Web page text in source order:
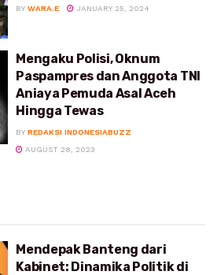
BY WARA.E JANUARY 25, 2024
Mengaku Polisi, Oknum
Paspampres dan Anggota TNI
Aniaya Pemuda Asal Aceh
Hingga Tewas
BY REDAKSI INDONESIABUZZ
AUGUST 28, 2023
Mendepak Banteng dari
Kabinet: Dinamika Politik di